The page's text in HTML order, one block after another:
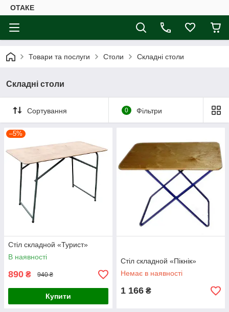
ОТАКЕ
Товари та послуги Столи Складні столи
Складні столи
Сортування 0 Фільтри
–5%
Стіл складной «Турист»
В наявності
890 ₴ 940 ₴
Купити
Стіл складной «Пікнік»
Немає в наявності
1 166 ₴